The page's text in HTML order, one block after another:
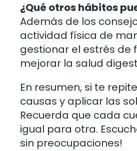
¿Qué otros hábitos
Además de los
actividad física de
gestionar el estrés de
mejorar la salud
En resumen, si te
causas y aplicar las
Recuerda que cada
igual para otra.
sin preocupaciones!